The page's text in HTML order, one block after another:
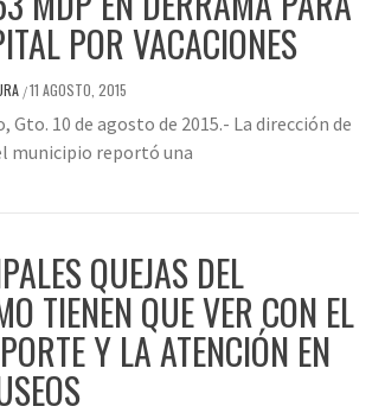
POR VACACIONES
/11 AGOSTO, 2015
Gto. 10 de agosto de 2015.- La dirección de
municipio reportó una
QUEJAS DEL
TIENEN QUE VER CON EL
Y LA ATENCIÓN EN